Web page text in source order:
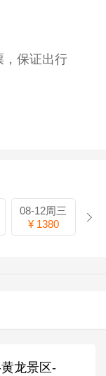
，保证出行
08-12周三
¥ 1380
龙景区-